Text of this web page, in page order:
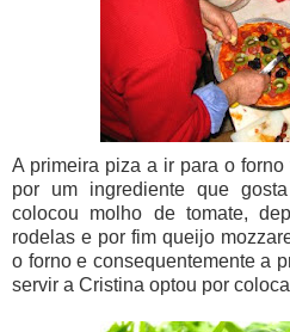
A primeira piza a ir para o
por um ingrediente que
colocou molho de tomate,
rodelas e por fim queijo
o forno e consequentemente a
servir a Cristina optou por